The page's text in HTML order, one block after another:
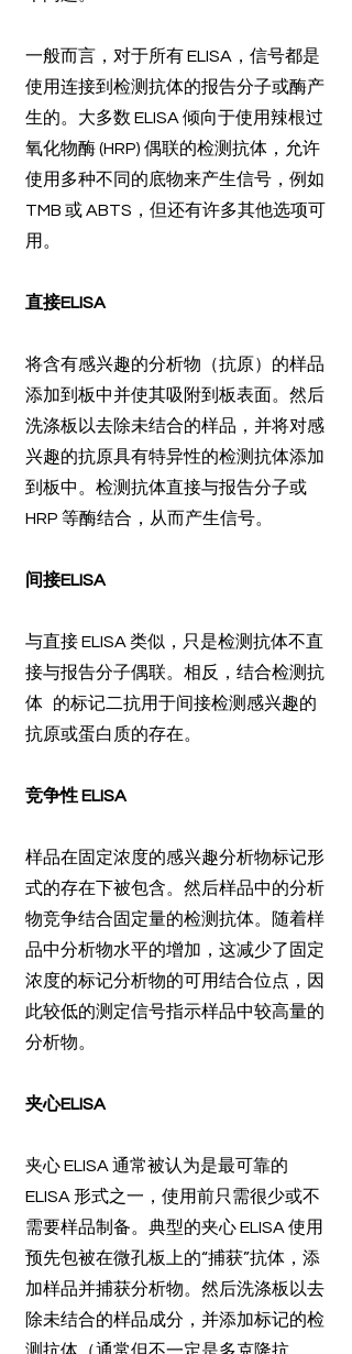
一般而言，对于所有 ELISA，信号都是
使用连接到检测抗体的报告分子或酶产
生的。大多数 ELISA 倾向于使用辣根过
氧化物酶 (HRP) 偶联的检测抗体，允许
使用多种不同的底物来产生信号，例如
TMB 或 ABTS，但还有许多其他选项可
用。
直接ELISA
将含有感兴趣的分析物（抗原）的样品
添加到板中并使其吸附到板表面。然后
洗涤板以去除未结合的样品，并将对感
兴趣的抗原具有特异性的检测抗体添加
到板中。检测抗体直接与报告分子或
HRP 等酶结合，从而产生信号。
间接ELISA
与直接 ELISA 类似，只是检测抗体不直
接与报告分子偶联。相反，结合检测抗
体 的标记二抗用于间接检测感兴趣的
抗原或蛋白质的存在。
竞争性 ELISA
样品在固定浓度的感兴趣分析物标记形
式的存在下被包含。然后样品中的分析
物竞争结合固定量的检测抗体。随着样
品中分析物水平的增加，这减少了固定
浓度的标记分析物的可用结合位点，因
此较低的测定信号指示样品中较高量的
分析物。
夹心ELISA
夹心 ELISA 通常被认为是最可靠的
ELISA 形式之一，使用前只需很少或不
需要样品制备。典型的夹心 ELISA 使用
预先包被在微孔板上的“捕获”抗体，添
加样品并捕获分析物。然后洗涤板以去
除未结合的样品成分，并添加标记的检